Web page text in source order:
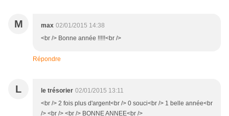
M max 02/01/2015 14:38
<br /> Bonne année !!!!!<br />
Répondre
L le trésorier 02/01/2015 13:11
<br /> 2 fois plus d'argent<br /> 0 souci<br /> 1 belle année<br
/> <br /> <br /> BONNE ANNEE<br />